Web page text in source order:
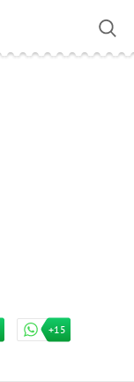
+15